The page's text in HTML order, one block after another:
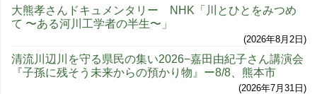
大熊孝さんドキュメンタリー NHK「川とひとをみつめ
て 〜ある河川工学者の半生〜」
2026年8月2日
清流川辺川を守る県民の集い2026−嘉田由紀子さん講演会
『子孫に残そう未来からの預かり物』ー8/8、熊本市
2026年7月31日